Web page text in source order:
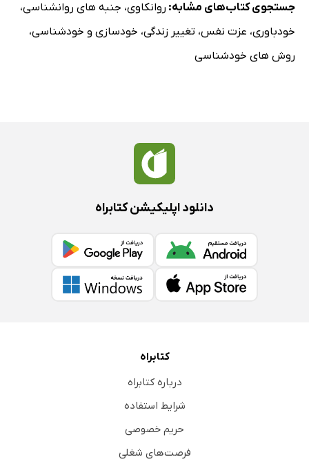
جستجوی کتاب‌های مشابه: روانکاوی، جنبه های روانشناسی،
خودباوری، عزت نفس، تغییر زندگی، خودسازی و خودشناسی،
روش های خودشناسی
دانلود اپلیکیشن کتابراه
کتابراه
درباره کتابراه
شرایط استفاده
حریم خصوصی
فرصت‌های شغلی